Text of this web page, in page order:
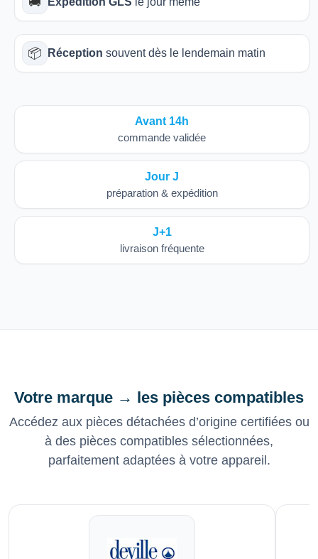
📦 Réception souvent dès le lendemain matin
Avant 14h
commande validée
Jour J
préparation & expédition
J+1
livraison fréquente
Votre marque → les pièces compatibles
Accédez aux pièces détachées d’origine certifiées ou
à des pièces compatibles sélectionnées,
parfaitement adaptées à votre appareil.